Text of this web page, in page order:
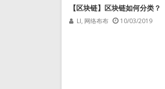
【区块链】区块链如何分类？
LI, 网络布布 10/03/2019